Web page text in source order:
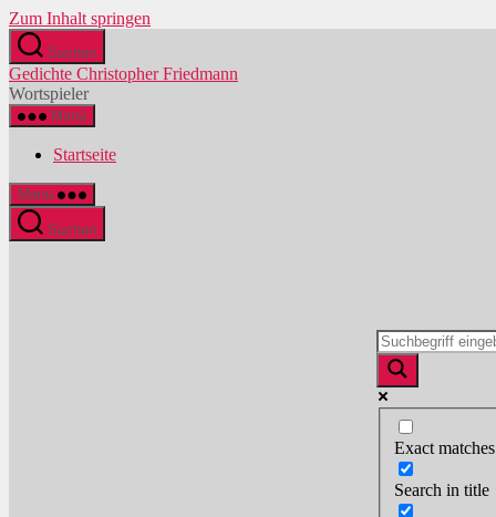
Zum Inhalt springen
Suchen
Gedichte Christopher Friedmann
Wortspieler
Menü
Startseite
Menü
Suchen
Exact
Search in title